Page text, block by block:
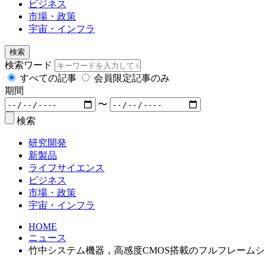
ビジネス
市場・政策
宇宙・インフラ
検索
検索ワード
すべての記事
会員限定記事のみ
期間
〜
検索
研究開発
新製品
ライフサイエンス
ビジネス
市場・政策
宇宙・インフラ
HOME
ニュース
竹中システム機器，高感度CMOS搭載のフルフレーム